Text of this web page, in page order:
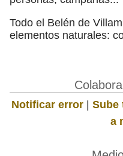
Todo el Belén de
elementos naturales:
Notificar error | Sube
a